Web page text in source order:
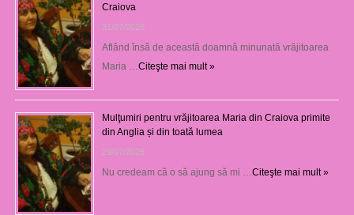
Craiova
31/07/2026
Aflând însă de această doamnă minunată vrăjitoarea
Maria … Citeşte mai mult »
Mulţumiri pentru vrăjitoarea Maria din Craiova primite
din Anglia și din toată lumea
29/07/2026
Nu credeam că o să ajung să mi … Citeşte mai mult »